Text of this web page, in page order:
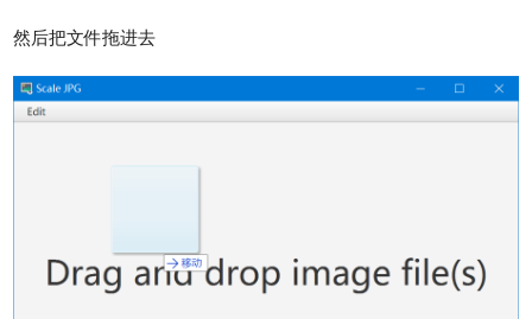
然后把文件拖进去